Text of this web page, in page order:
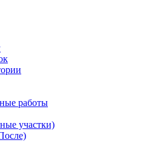
работы
участки)